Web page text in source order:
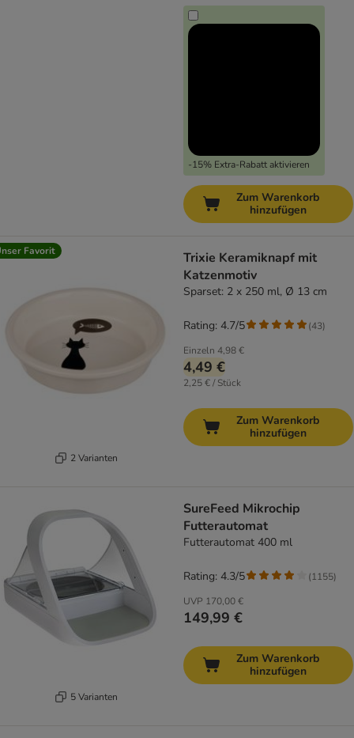
-15% Extra-Rabatt aktivieren
Zum Warenkorb
hinzufügen
Favorit
2 Varianten
Trixie Keramiknapf mit
Katzenmotiv
Sparset: 2 x 250 ml, Ø 13 cm
Einzeln 4,98 €
4,49 €
2,25 € / Stück
Rating: 4.7/5 (43)
Zum Warenkorb
hinzufügen
5 Varianten
SureFeed Mikrochip
Futterautomat
Futterautomat 400 ml
UVP 170,00 €
149,99 €
Rating: 4.3/5 (1155)
Zum Warenkorb
hinzufügen